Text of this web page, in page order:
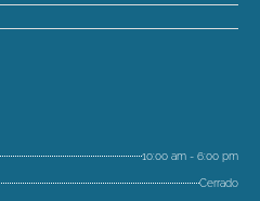
10:00 am - 6:00 pm
Cerrado